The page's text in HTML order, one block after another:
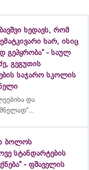
ხედავს, რომ
ხარ, ისიც
გეპყრობა“ - საულ
გეგუთის
საჯარო სკოლის
და
ბოლოს
სტანდარტების
- ფშაველის